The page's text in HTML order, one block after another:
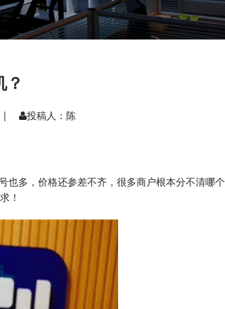
| 投稿人：陈
也多，价格还参差不齐，很多商户根本分不清哪
！